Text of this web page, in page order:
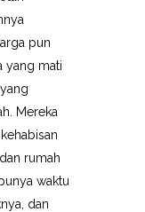
pun
yang mati
Mereka
rumah
waktu
dan